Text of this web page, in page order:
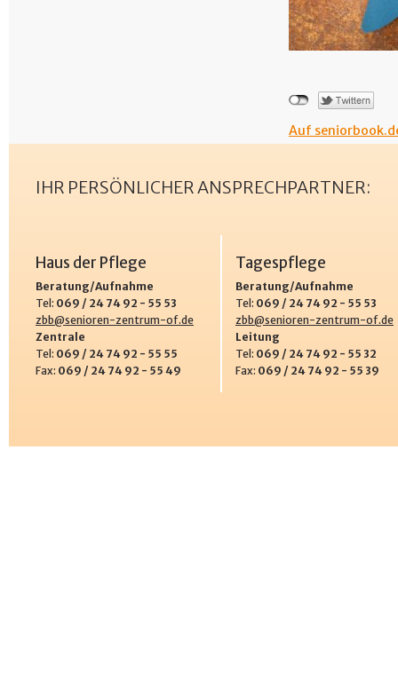
Auf
IHR PERSÖNLICHER ANSPRECHPARTNER:
Haus der Pflege
Beratung/Aufnahme
Tel: 069 / 24 74 92 - 55 53
zbb@senioren-zentrum-of.de
Zentrale
Tel: 069 / 24 74 92 - 55 55
Fax: 069 / 24 74 92 - 55 49
Tagespflege
Beratung/Aufnahme
Tel: 069 / 24 74 92 - 55 53
zbb@senioren-zentrum-of.de
Leitung
Tel: 069 / 24 74 92 - 55 32
Fax: 069 / 24 74 92 - 55 39